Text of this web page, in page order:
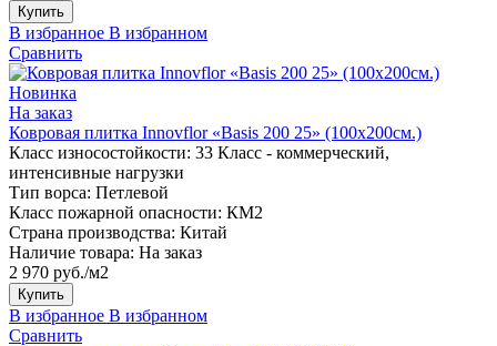
Купить
В избранное В избранном
Сравнить
Новинка
На заказ
Ковровая плитка Innovflor «Basis 200 25» (100х200см.)
Класс износостойкости: 33 Класс - коммерческий,
интенсивные нагрузки
Тип ворса: Петлевой
Класс пожарной опасности: КМ2
Страна производства: Китай
Наличие товара: На заказ
2 970 руб./м2
Купить
В избранное В избранном
Сравнить